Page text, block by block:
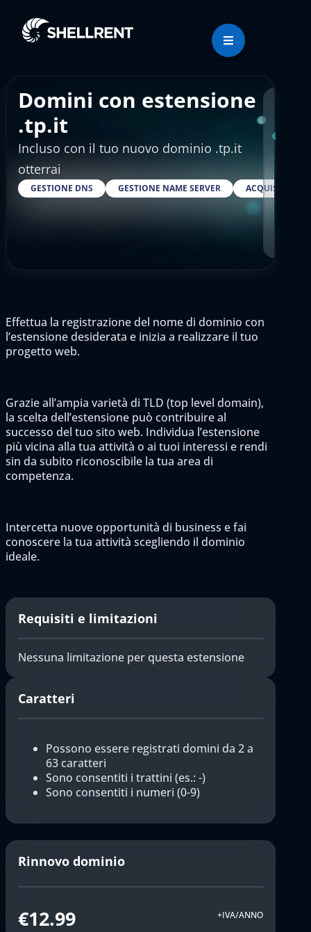
Domini con estensione
.tp.it
Incluso con il tuo nuovo dominio .tp.it
otterrai
GESTIONE DNS GESTIONE NAME SERVER ACQUISTARE
Effettua la registrazione del nome di dominio con
l’estensione desiderata e inizia a realizzare il tuo
progetto web.
Grazie all’ampia varietà di TLD (top level domain),
la scelta dell’estensione può contribuire al
successo del tuo sito web. Individua l’estensione
più vicina alla tua attività o ai tuoi interessi e rendi
sin da subito riconoscibile la tua area di
competenza.
Intercetta nuove opportunità di business e fai
conoscere la tua attività scegliendo il dominio
ideale.
Requisiti e limitazioni
Nessuna limitazione per questa estensione
Caratteri
Possono essere registrati domini da 2 a
63 caratteri
Sono consentiti i trattini (es.: -)
Sono consentiti i numeri (0-9)
Rinnovo dominio
€12.99 +IVA/ANNO